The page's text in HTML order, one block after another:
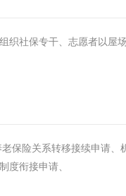
织社保专干、志愿者以屋
保险关系转移接续申请、
度衔接申请、